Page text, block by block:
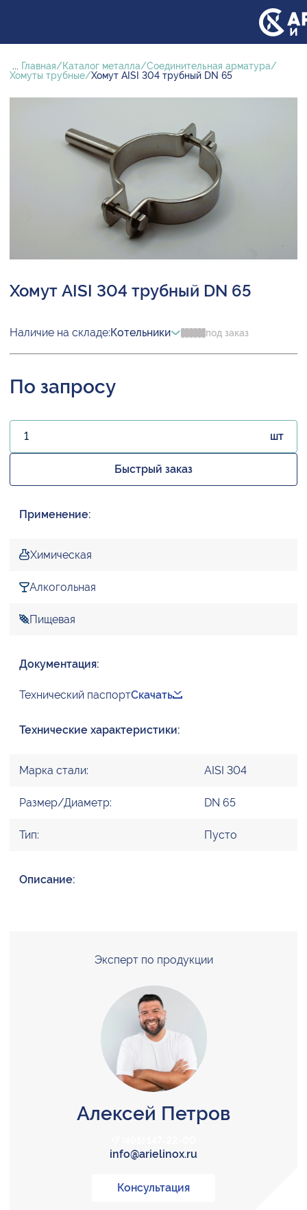
... Главная Каталог металла
Соединительная арматура
Хомуты трубные Хомут AISI 304 трубный DN 65
Хомут AISI 304 трубный DN 65
Наличие на складе:Котельники под заказ
По запросу
шт
Быстрый заказ
Применение:
Химическая
Алкогольная
Пищевая
Документация:
Технический паспортСкачать
Технические характеристики:
Марка стали: AISI 304
Размер/Диаметр: DN 65
Тип: Пусто
Описание:
Эксперт по продукции
Алексей Петров
info@arielinox.ru
Консультация